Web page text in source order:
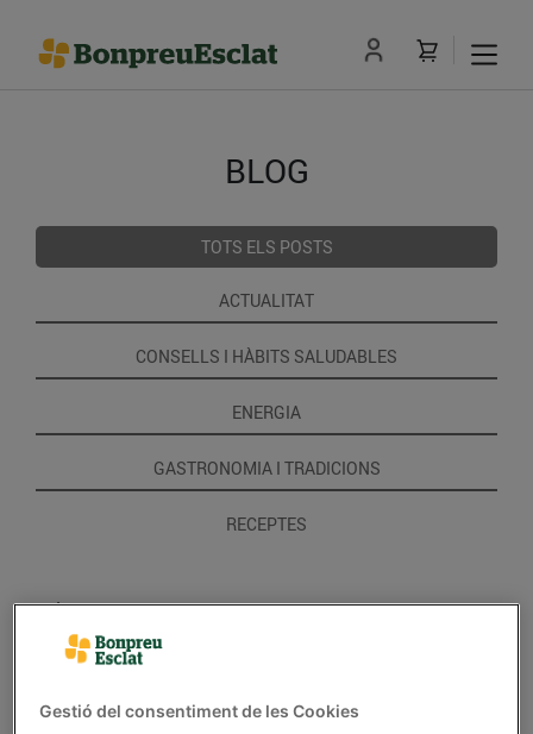
BLOG
TOTS ELS POSTS
ACTUALITAT
CONSELLS I HÀBITS SALUDABLES
ENERGIA
GASTRONOMIA I TRADICIONS
RECEPTES
Gestió del consentiment de les Cookies